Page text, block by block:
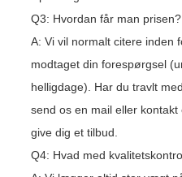
Q3: Hvordan får man prisen?
A: Vi vil normalt citere inden
modtaget din forespørgsel
helligdage). Har du travlt
send os en mail eller
give dig et tilbud.
Q4: Hvad med